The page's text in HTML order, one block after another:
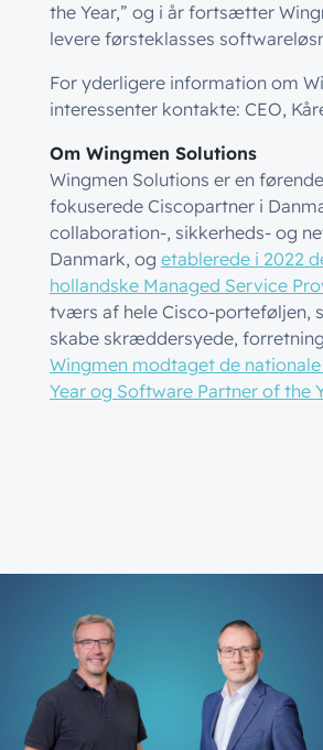
the Year,” og i år fortsætter
levere førsteklasses
For yderligere information om
interessenter kontakte: CEO,
Om Wingmen Solutions
Wingmen Solutions er en
fokuserede Ciscopartner i
collaboration-, sikkerheds- og
Danmark, og etablerede i 2022
hollandske Managed Service
tværs af hele Cisco-porteføljen,
skabe skræddersyede,
Wingmen modtaget de
Year og Software Partner of the